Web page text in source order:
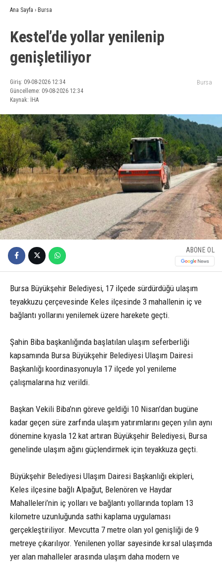
Ana Sayfa › Bursa
Kestel’de yollar yenilenip
genişletiliyor
Giriş: 09-08-2026 12:34
Güncelleme: 09-08-2026 12:34
Kaynak: İHA
Bursa
ABONE OL
Bursa Büyükşehir Belediyesi, 17 ilçede sürdürdüğü ulaşım
teyakkuzu çerçevesinde Keles ilçesinde 3 mahallenin iç ve
bağlantı yollarını yenilemek üzere harekete geçti.
Şahin Biba başkanlığında başlatılan ulaşım seferberliği
kapsamında Bursa Büyükşehir Belediyesi Ulaşım Dairesi
Başkanlığı koordinasyonuyla 17 ilçede yol yenileme
çalışmalarına hız verildi.
Başkan Vekili Biba’nın göreve geldiği 10 Nisan’dan bugüne
kadar geçen süre zarfında ulaşım yatırımlarını geçen yılın aynı
dönemine kıyasla 12 kat artıran Büyükşehir Belediyesi, Bursa
genelinde ulaşım ağını güçlendirmek için teyakkuza geçti.
Büyükşehir Belediyesi Ulaşım Dairesi Başkanlığı ekipleri,
Keles ilçesine bağlı Alpağut, Belenören ve Haydar
Mahalleleri’nin iç yolları ve bağlantı yollarında toplam 13
kilometre uzunluğunda sathi kaplama uygulaması
gerçekleştiriliyor. Mevcutta 7 metre olan yol genişliği de 9
metreye çıkarılıyor. Yenilenen yollar sayesinde kırsal ulaşımda
yer alan mahalleler arasında ulaşım daha modern ve